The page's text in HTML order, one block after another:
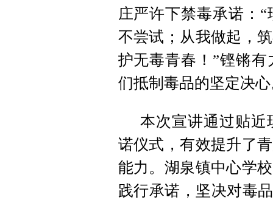
庄严许下禁毒承诺：
不尝试；从我做起，
护无毒青春！”铿锵
们抵制毒品的坚定决
本次宣讲通过贴近
诺仪式，有效提升了
能力。湖泉镇中心学
践行承诺，坚决对毒